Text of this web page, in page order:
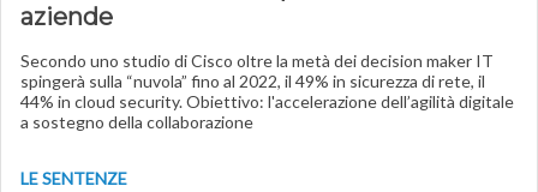
aziende
Secondo uno studio di Cisco oltre la metà dei decision maker IT
spingerà sulla “nuvola” fino al 2022, il 49% in sicurezza di rete, il
44% in cloud security. Obiettivo: l'accelerazione dell’agilità digitale
a sostegno della collaborazione
LE SENTENZE